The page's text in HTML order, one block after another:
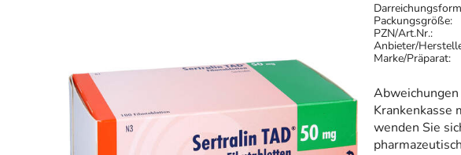
Packungsgröße:
PZN/Art.Nr.:
Anbieter/
Marke/Präparat:
Abweichungen
Krankenkasse
wenden Sie